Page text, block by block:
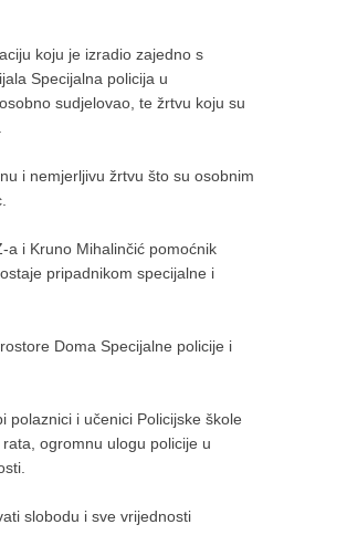
koju je izradio zajedno s
Specijalna policija u
sudjelovao, te žrtvu koju su
i nemjerljivu žrtvu što su osobnim
a i Kruno Mihalinčić pomoćnik
pripadnikom specijalne i
Doma Specijalne policije i
polaznici i učenici Policijske škole
ogromnu ulogu policije u
slobodu i sve vrijednosti